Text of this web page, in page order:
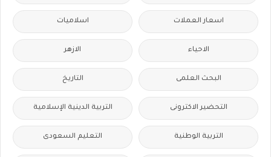
اسعار العملات اسلاميات
الاحياء الازهر
البحث العلمى التاريخ
التحضير الاكترونى التربية الدينية الإسلامية
التربية الوطنية التعليم السعودى